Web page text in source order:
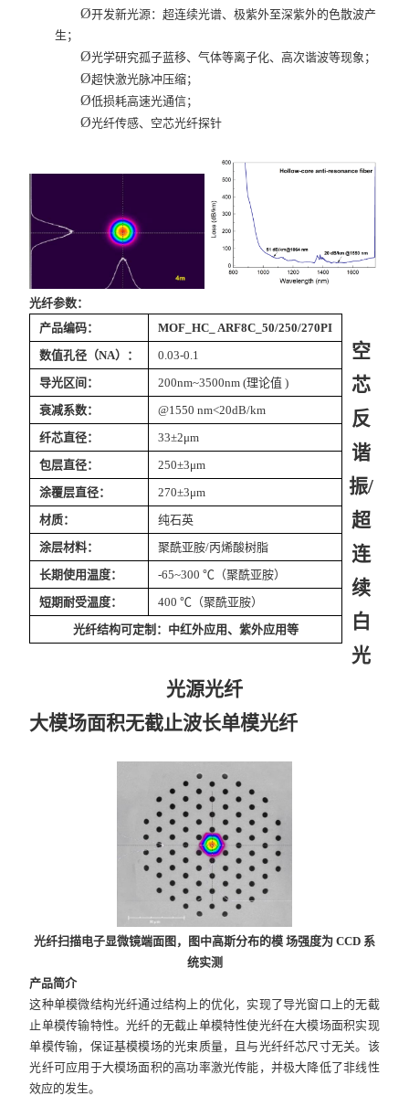
Ø开发新光源：超连续光谱、极紫外至深紫外的色散波产
生；
Ø光学研究孤子蓝移、气体等离子化、高次谐波等现象；
Ø超快激光脉冲压缩；
Ø低损耗高速光通信；
Ø光纤传感、空芯光纤探针
光纤参数：
产品编码：
MOF_HC_ ARF8C_50/250/270PI
数值孔径（NA）：
0.03-0.1
导光区间：
200nm~3500nm (理论值 )
衰减系数：
@1550 nm<20dB/km
纤芯直径：
33±2μm
包层直径：
250±3μm
涂覆层直径：
270±3μm
材质：
纯石英
涂层材料：
聚酰亚胺/丙烯酸树脂
长期使用温度：
-65~300 ℃（聚酰亚胺）
短期耐受温度：
400 ℃（聚酰亚胺）
光纤结构可定制：中红外应用、紫外应用等
空
芯
反
谐
振/
超
连
续
白
光
光源光纤
大模场面积无截止波长单模光纤
光纤扫描电子显微镜端面图，图中高斯分布的模 场强度为 CCD 系
统实测
产品简介
这种单模微结构光纤通过结构上的优化，实现了导光窗口上的无截
止单模传输特性。光纤的无截止单模特性使光纤在大模场面积实现
单模传输，保证基模模场的光束质量，且与光纤纤芯尺寸无关。该
光纤可应用于大模场面积的高功率激光传能，并极大降低了非线性
效应的发生。